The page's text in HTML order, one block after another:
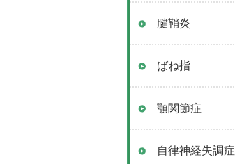
腱鞘炎
ばね指
顎関節症
自律神経失調症